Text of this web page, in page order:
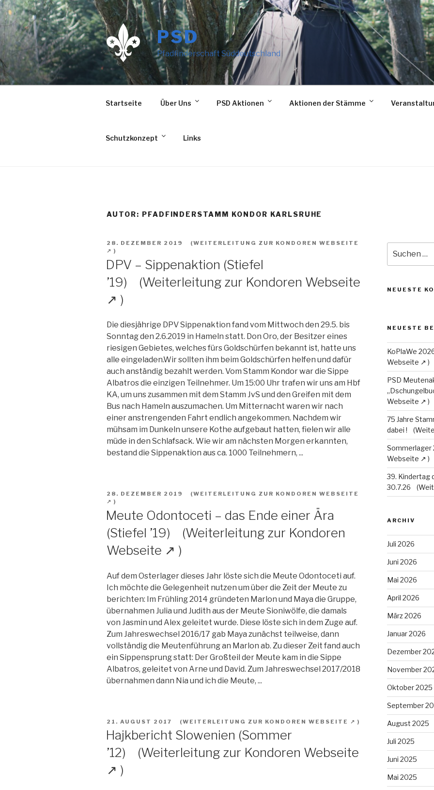
Zum
Inhalt
springen
PSD
Pfadfinderschaft Süddeutschland
Startseite Über Uns PSD Aktionen Aktionen der Stämme
Schutzkonzept Links
AUTOR: PFADFINDERSTAMM KONDOR KARLSRUHE
VERÖFFENTLICHT
AM
28. DEZEMBER 2019
DPV – Sippenaktion (Stiefel
’19)
Die diesjährige DPV Sippenaktion fand vom Mittwoch den 29.5. bis
Sonntag den 2.6.2019 in Hameln statt. Don Oro, der Besitzer eines
riesigen Gebietes, welches fürs Goldschürfen bekannt ist, hatte uns
alle eingeladen.Wir sollten ihm beim Goldschürfen helfen und dafür
auch anständig bezahlt werden. Vom Stamm Kondor war die Sippe
Albatros die einzigen Teilnehmer. Um 15:00 Uhr trafen wir uns am Hbf
KA, um uns zusammen mit dem Stamm JvS und den Greifen mit dem
Bus nach Hameln auszumachen. Um Mitternacht waren wir nach
einer anstrengenden Fahrt endlich angekommen. Nachdem wir
mühsam im Dunkeln unsere Kothe aufgebaut hatten, fielen wir alle
müde in den Schlafsack. Wie wir am nächsten Morgen erkannten,
bestand die Sippenaktion aus ca. 1000 Teilnehmern, ...
VERÖFFENTLICHT
AM
28. DEZEMBER 2019
Meute Odontoceti – das Ende einer Ära
(Stiefel ’19)
Auf dem Osterlager dieses Jahr löste sich die Meute Odontoceti auf.
Ich möchte die Gelegenheit nutzen um über die Zeit der Meute zu
berichten: Im Frühling 2014 gründeten Marlon und Maya die Gruppe,
übernahmen Julia und Judith aus der Meute Sioniwölfe, die damals
von Jasmin und Alex geleitet wurde. Diese löste sich in dem Zuge auf.
Zum Jahreswechsel 2016/17 gab Maya zunächst teilweise, dann
vollständig die Meutenführung an Marlon ab. Zu dieser Zeit fand auch
ein Sippensprung statt: Der Großteil der Meute kam in die Sippe
Albatros, geleitet von Arne und David. Zum Jahreswechsel 2017/2018
übernahmen dann Nia und ich die Meute, ...
VERÖFFENTLICHT
21. AUGUST 2017
Hajkbericht Slowenien (Sommer
’12)
nach:
NEUESTE
NEUESTE
KoPlaWe
PSD
75 Jahre
dabei !
Sommerlager
39. Kindertag
30.7.26
ARCHIV
Juli 2026
Juni 2026
Mai 2026
April 2026
März 2026
Januar 2026
Dezember
November
Oktober 2025
September
August 2025
Juli 2025
Juni 2025
Mai 2025